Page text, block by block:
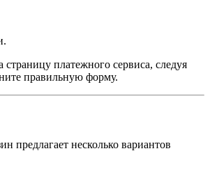
страницу платежного сервиса, следуя
правильную форму.
предлагает несколько вариантов